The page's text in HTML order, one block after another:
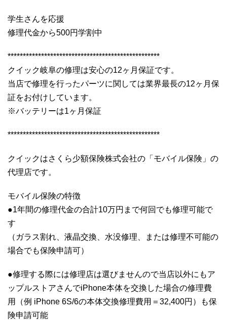
学生さんを応援
修理代金から500円学割中
**************************************************
クイック岐阜の修理は安心の12ヶ月保証です。
当店で修理を行ったパーツに関しては業界最長の12ヶ月保
証をお付けしています。
※バッテリーは1ヶ月保証
**************************************************
クイックはさくら少額保険株式会社の「モバイル保険」の
代理店です。
モバイル保険の特徴
●1年間の修理代金の合計10万円まで何回でも修理可能で
す
（ガラス割れ、液晶交換、水没修理、または修理不可能の
場合でも保険申請可）
●修理する際には修理店は選びませんので当店以外にもア
ップルストアさんでiPhone本体を交換した場合の修理費
用（例 iPhone 6S/6の本体交換修理費用＝32,400円）も保
険申請可能